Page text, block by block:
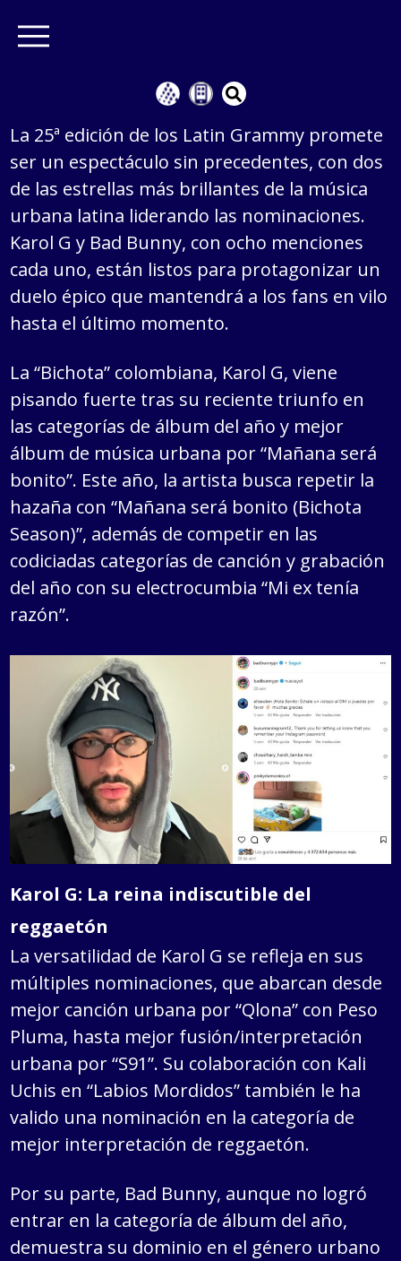
La 25ª edición de los Latin Grammy promete
ser un espectáculo sin precedentes, con dos
de las estrellas más brillantes de la música
urbana latina liderando las nominaciones.
Karol G y Bad Bunny, con ocho menciones
cada uno, están listos para protagonizar un
duelo épico que mantendrá a los fans en vilo
hasta el último momento.
La “Bichota” colombiana, Karol G, viene
pisando fuerte tras su reciente triunfo en
las categorías de álbum del año y mejor
álbum de música urbana por “Mañana será
bonito”. Este año, la artista busca repetir la
hazaña con “Mañana será bonito (Bichota
Season)”, además de competir en las
codiciadas categorías de canción y grabación
del año con su electrocumbia “Mi ex tenía
razón”.
Karol G: La reina indiscutible del
reggaetón
La versatilidad de Karol G se refleja en sus
múltiples nominaciones, que abarcan desde
mejor canción urbana por “Qlona” con Peso
Pluma, hasta mejor fusión/interpretación
urbana por “S91”. Su colaboración con Kali
Uchis en “Labios Mordidos” también le ha
valido una nominación en la categoría de
mejor interpretación de reggaetón.
Por su parte, Bad Bunny, aunque no logró
entrar en la categoría de álbum del año,
demuestra su dominio en el género urbano